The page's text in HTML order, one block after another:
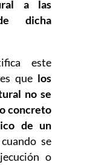
a las
dicha
este
que los
no se
concreto
de un
se
o